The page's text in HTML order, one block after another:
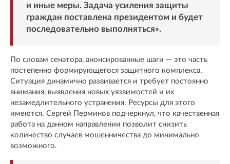
и иные меры. Задача усиления защиты
граждан поставлена президентом и будет
последовательно выполняться».
По словам сенатора, анонсированные шаги — это часть
постепенно формирующегося защитного комплекса.
Ситуация динамично развивается и требует постоянно
внимания, выявления новых уязвимостей и их
незамедлительного устранения. Ресурсы для этого
имеются. Сергей Перминов подчеркнул, что качественная
работа на данном направлении позволит снизить
количество случаев мошенничества до минимально
возможного.